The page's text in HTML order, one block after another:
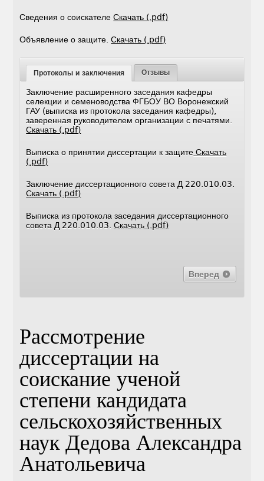
Сведения о соискателеСкачать (.pdf)
Объявление о защите.Скачать (.pdf)
Протоколы и заключения Отзывы
Заключение расширенного заседания кафедры
селекции и семеноводства ФГБОУ ВО Воронежский
ГАУ (выписка из протокола заседания кафедры),
заверенная руководителем организации с печатями.
Скачать (.pdf)
Выписка о принятии диссертации к защите Скачать
(.pdf)
Заключение диссертационного совета Д 220.010.03.
Скачать (.pdf)
Выписка из протокола заседания диссертационного
совета Д 220.010.03.Скачать (.pdf)
Вперед
Рассмотрение
диссертации на
соискание ученой
степени кандидата
сельскохозяйственных
наук Дедова Александра
Анатольевича